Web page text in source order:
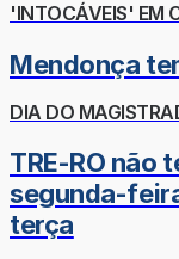
'INTOCÁVEIS' EM
Mendonça
DIA DO
TRE-RO não
segunda-
terça